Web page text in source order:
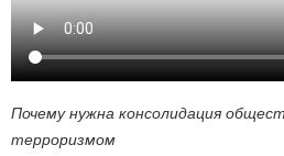
Почему нужна консолидация
терроризмом